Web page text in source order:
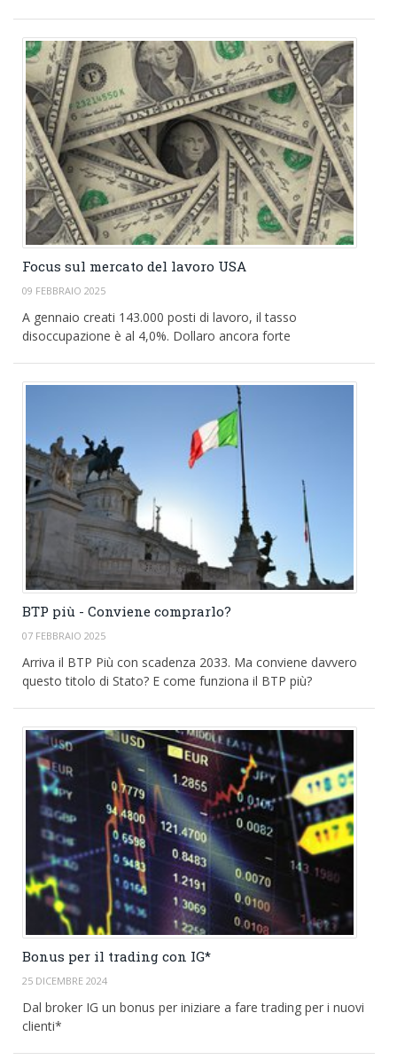
Focus sul mercato del lavoro USA
09 FEBBRAIO 2025
A gennaio creati 143.000 posti di lavoro, il tasso
disoccupazione è al 4,0%. Dollaro ancora forte
BTP più - Conviene comprarlo?
07 FEBBRAIO 2025
Arriva il BTP Più con scadenza 2033. Ma conviene davvero
questo titolo di Stato? E come funziona il BTP più?
Bonus per il trading con IG*
25 DICEMBRE 2024
Dal broker IG un bonus per iniziare a fare trading per i nuovi
clienti*